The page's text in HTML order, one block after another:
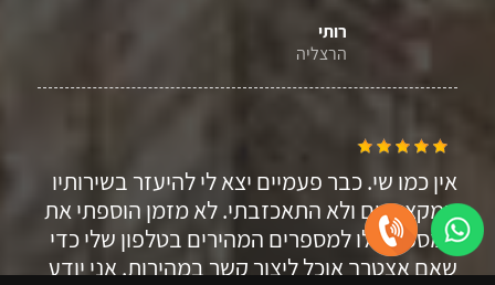
רותי
הרצליה
אין כמו שי. כבר פעמיים יצא לי להיעזר בשירותיו
המקצועיים ולא התאכזבתי. לא מזמן הוספתי את
המספר שלו למספרים המהירים בטלפון שלי כדי
שאם אצטרך אוכל ליצור קשר במהירות. אני יודע